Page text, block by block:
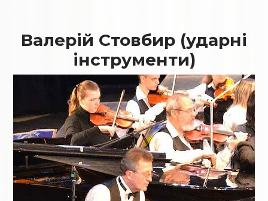
Валерій Стовбир (ударні
інструменти)